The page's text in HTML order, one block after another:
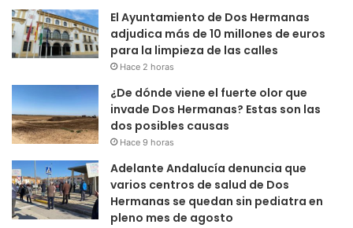
El Ayuntamiento de Dos Hermanas
adjudica más de 10 millones de euros
para la limpieza de las calles
Hace 2 horas
¿De dónde viene el fuerte olor que
invade Dos Hermanas? Estas son las
dos posibles causas
Hace 9 horas
Adelante Andalucía denuncia que
varios centros de salud de Dos
Hermanas se quedan sin pediatra en
pleno mes de agosto